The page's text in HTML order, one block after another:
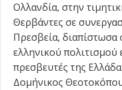
Ολλανδία, στην
Θερβάντες σε
Πρεσβεία, διαπίστωσα
ελληνικού πολιτισμού
πρεσβευτές της
Δομήνικος